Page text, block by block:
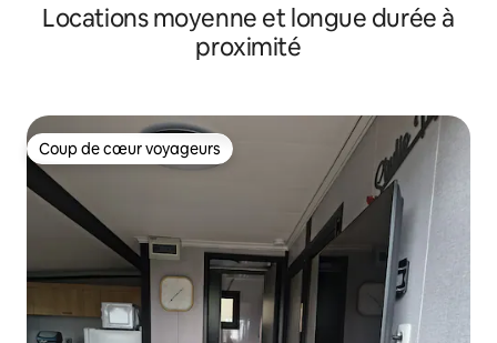
Locations moyenne et longue durée à
proximité
Coup de cœur voyageurs
Coup de cœur voyageurs